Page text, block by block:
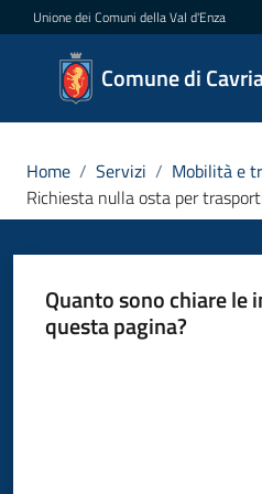
Vai al contenuto
Vai alla navigazione
Vai al footer
Unione dei Comuni della Val d'Enza
Comune di
Comune
di
Novità
Home / Servizi / Mobilità e
Richiesta nulla osta per
Quanto sono chiare le
questa pagina?